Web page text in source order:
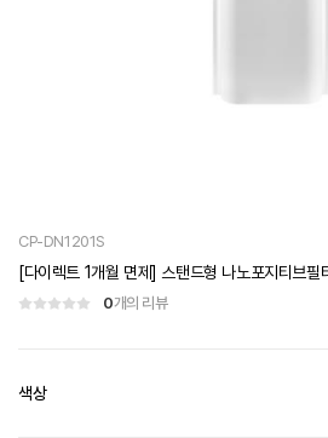
CP-DN1201S
[다이렉트 1개월 면제] 스탠드형 나노포지티브필
0개의 리뷰
색상